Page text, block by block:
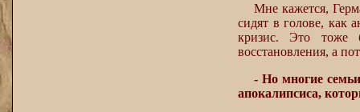
Мне кажется,
сидят в голове, как
кризис. Это тоже
восстановления, а
- Но многие
апокалипсиса,